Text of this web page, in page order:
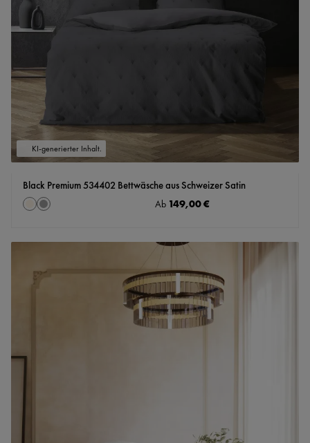
KI-generierter Inhalt.
Black Premium 534402 Bettwäsche aus Schweizer Satin
Farbeauswählen
cremegrau
Regulärer Preis:
Ab 149,00 €